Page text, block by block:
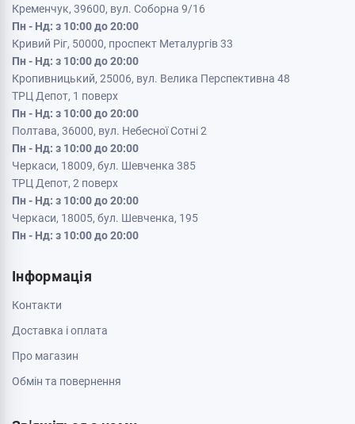
Кременчук, 39600, вул. Соборна 9/16
Пн - Нд: з 10:00 до 20:00
Кривий Ріг, 50000, проспект Металургів 33
Пн - Нд: з 10:00 до 20:00
Кропивницький, 25006, вул. Велика Перспективна 48
ТРЦ Депот, 1 поверх
Пн - Нд: з 10:00 до 20:00
Полтава, 36000, вул. Небесної Сотні 2
Пн - Нд: з 10:00 до 20:00
Черкаси, 18009, бул. Шевченка 385
ТРЦ Депот, 2 поверх
Пн - Нд: з 10:00 до 20:00
Черкаси, 18005, бул. Шевченка, 195
Пн - Нд: з 10:00 до 20:00
Інформація
Контакти
Доставка і оплата
Про магазин
Обмін та повернення